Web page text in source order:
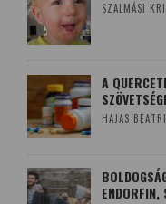
SZALMÁSI
A
HAJAS
ENDORFIN,